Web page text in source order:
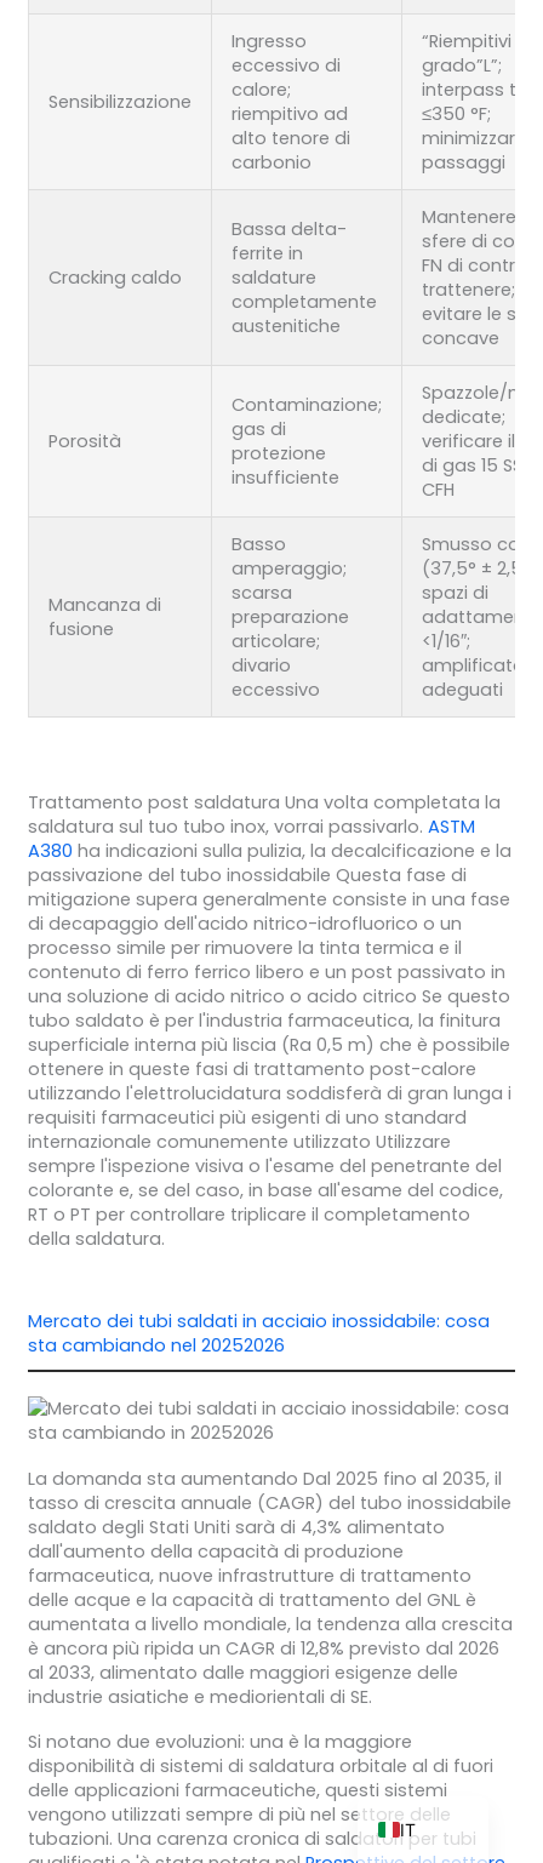
Sensibilizzazione
Ingresso
eccessivo di
calore;
riempitivo ad
alto tenore di
carbonio
“Riempitivi del
grado”L”;
interpass
≤350 °F;
minimizzare i
passaggi
Cracking caldo
Bassa delta-
ferrite in
saldature
completamente
austenitiche
Mantenere 3
sfere di
FN di
trattenere;
evitare le
concave
Porosità
Contaminazione;
gas di
protezione
insufficiente
Spazzole/
dedicate;
verificare il
di gas 15 SS25
CFH
Mancanza di
fusione
Basso
amperaggio;
scarsa
preparazione
articolare;
divario
eccessivo
Smusso
(37,5° ± 2,5°);
spazi di
adattamento
<1/16″;
amplificatori
adeguati
Trattamento post saldatura Una volta completata la
saldatura sul tuo tubo inox, vorrai passivarlo. ASTM
A380 ha indicazioni sulla pulizia, la decalcificazione e la
passivazione del tubo inossidabile Questa fase di
mitigazione supera generalmente consiste in una fase
di decapaggio dell'acido nitrico-idrofluorico o un
processo simile per rimuovere la tinta termica e il
contenuto di ferro ferrico libero e un post passivato in
una soluzione di acido nitrico o acido citrico Se questo
tubo saldato è per l'industria farmaceutica, la finitura
superficiale interna più liscia (Ra 0,5 m) che è possibile
ottenere in queste fasi di trattamento post-calore
utilizzando l'elettrolucidatura soddisferà di gran lunga i
requisiti farmaceutici più esigenti di uno standard
internazionale comunemente utilizzato Utilizzare
sempre l'ispezione visiva o l'esame del penetrante del
colorante e, se del caso, in base all'esame del codice,
RT o PT per controllare triplicare il completamento
della saldatura.
Mercato dei tubi saldati in acciaio inossidabile: cosa
sta cambiando nel 20252026
La domanda sta aumentando Dal 2025 fino al 2035, il
tasso di crescita annuale (CAGR) del tubo inossidabile
saldato degli Stati Uniti sarà di 4,3% alimentato
dall'aumento della capacità di produzione
farmaceutica, nuove infrastrutture di trattamento
delle acque e la capacità di trattamento del GNL è
aumentata a livello mondiale, la tendenza alla crescita
è ancora più ripida un CAGR di 12,8% previsto dal 2026
al 2033, alimentato dalle maggiori esigenze delle
industrie asiatiche e mediorientali di SE.
Si notano due evoluzioni: una è la maggiore
disponibilità di sistemi di saldatura orbitale al di fuori
delle applicazioni farmaceutiche, questi sistemi
vengono utilizzati sempre di più nel settore delle
tubazioni. Una carenza cronica di saldatori per tubi
IT
EN
DE
FR
JA
KO
PT
RU